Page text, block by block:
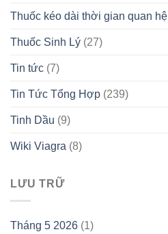
Thuốc kéo dài thời gian quan hệ
Thuốc Sinh Lý (27)
Tin tức (7)
Tin Tức Tổng Hợp (239)
Tinh Dầu (9)
Wiki Viagra (8)
LƯU TRỮ
Tháng 5 2026 (1)